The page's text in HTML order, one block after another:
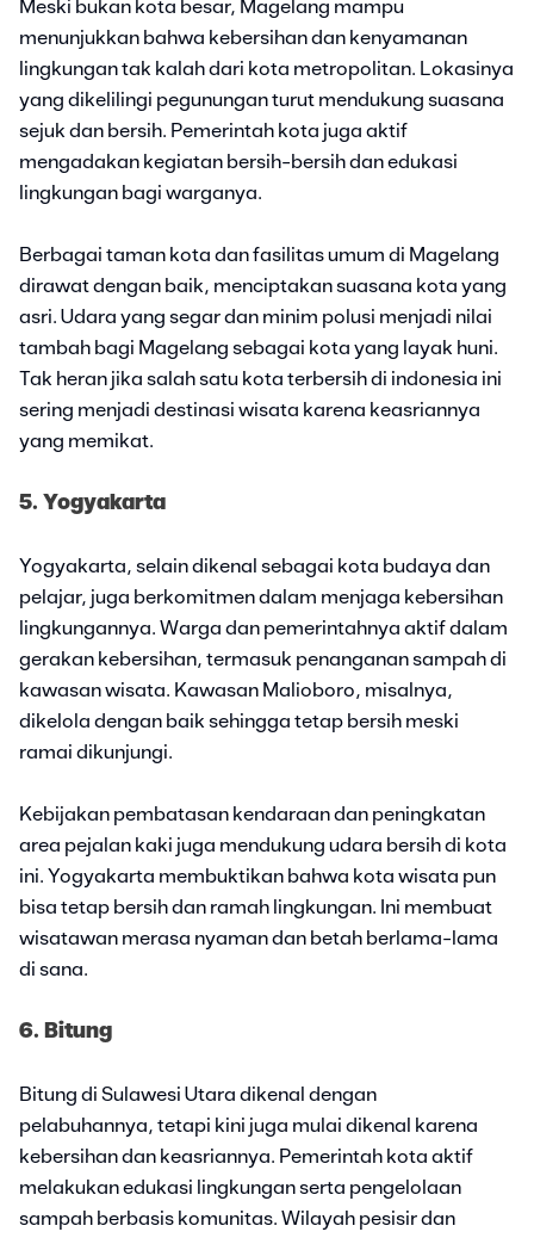
Meski bukan kota besar, Magelang mampu
menunjukkan bahwa kebersihan dan kenyamanan
lingkungan tak kalah dari kota metropolitan. Lokasinya
yang dikelilingi pegunungan turut mendukung suasana
sejuk dan bersih. Pemerintah kota juga aktif
mengadakan kegiatan bersih-bersih dan edukasi
lingkungan bagi warganya.
Berbagai taman kota dan fasilitas umum di Magelang
dirawat dengan baik, menciptakan suasana kota yang
asri. Udara yang segar dan minim polusi menjadi nilai
tambah bagi Magelang sebagai kota yang layak huni.
Tak heran jika salah satu kota terbersih di indonesia ini
sering menjadi destinasi wisata karena keasriannya
yang memikat.
5. Yogyakarta
Yogyakarta, selain dikenal sebagai kota budaya dan
pelajar, juga berkomitmen dalam menjaga kebersihan
lingkungannya. Warga dan pemerintahnya aktif dalam
gerakan kebersihan, termasuk penanganan sampah di
kawasan wisata. Kawasan Malioboro, misalnya,
dikelola dengan baik sehingga tetap bersih meski
ramai dikunjungi.
Kebijakan pembatasan kendaraan dan peningkatan
area pejalan kaki juga mendukung udara bersih di kota
ini. Yogyakarta membuktikan bahwa kota wisata pun
bisa tetap bersih dan ramah lingkungan. Ini membuat
wisatawan merasa nyaman dan betah berlama-lama
di sana.
6. Bitung
Bitung di Sulawesi Utara dikenal dengan
pelabuhannya, tetapi kini juga mulai dikenal karena
kebersihan dan keasriannya. Pemerintah kota aktif
melakukan edukasi lingkungan serta pengelolaan
sampah berbasis komunitas. Wilayah pesisir dan